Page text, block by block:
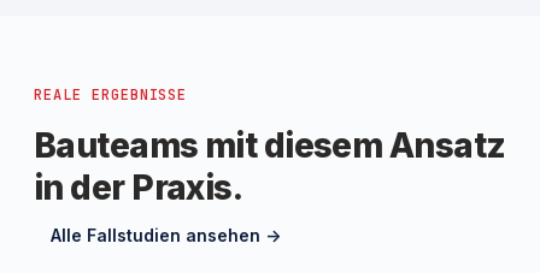
REALE ERGEBNISSE
Bauteams mit diesem Ansatz
in der Praxis.
Alle Fallstudien ansehen ->